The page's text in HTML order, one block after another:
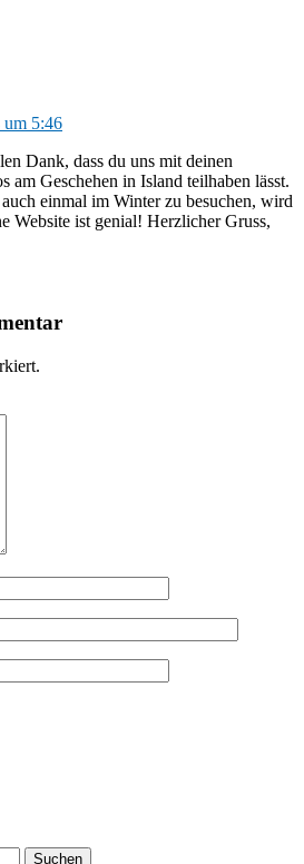
um 5:46
Dank, dass du uns mit deinen
am Geschehen in Island teilhaben lässt.
einmal im Winter zu besuchen, wird
Website ist genial! Herzlicher Gruss,